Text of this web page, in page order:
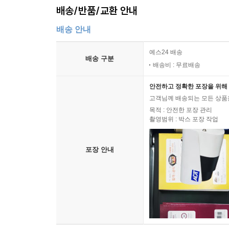
배송/반품/교환 안내
배송 안내
배송 구분
예스24 배송
배송비 : 무료배송
포장 안내
안전하고 정확한 포장을 위
고객님께 배송되는 모든 상
목적 : 안전한 포장 관리
촬영범위 : 박스 포장 작업